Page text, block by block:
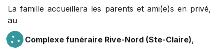
La famille accueillera les parents et ami(e)s en privé,
au
Complexe funéraire Rive-Nord (Ste-Claire),